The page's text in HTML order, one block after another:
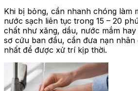
Khi bị bỏng, cần nhanh chóng làm
nước sạch liên tục trong 15 – 20
chất như xăng, dầu, nước mắm
sơ cứu ban đầu, cần đưa nạn nhân
nhất để được xử trí kịp thời.